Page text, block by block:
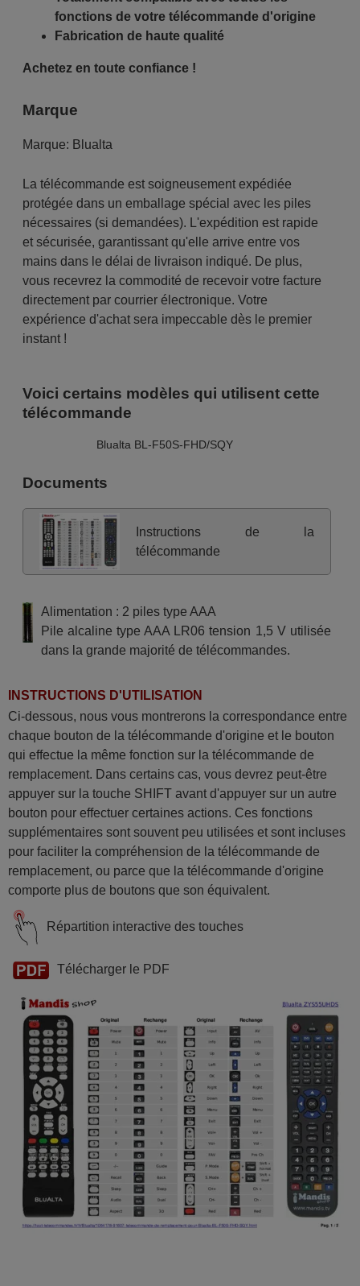
fonctions de votre télécommande d'origine
Fabrication de haute qualité
Achetez en toute confiance !
Marque
Marque: Blualta
La télécommande est soigneusement expédiée
protégée dans un emballage spécial avec les piles
nécessaires (si demandées). L'expédition est rapide
et sécurisée, garantissant qu'elle arrive entre vos
mains dans le délai de livraison indiqué. De plus,
vous recevrez la commodité de recevoir votre facture
directement par courrier électronique. Votre
expérience d'achat sera impeccable dès le premier
instant !
Voici certains modèles qui utilisent cette
télécommande
Blualta BL-F50S-FHD/SQY
Documents
Instructions de la
télécommande
Alimentation : 2 piles type AAA
Pile alcaline type AAA LR06 tension 1,5 V utilisée
dans la grande majorité de télécommandes.
INSTRUCTIONS D'UTILISATION
Ci-dessous, nous vous montrerons la correspondance entre
chaque bouton de la télécommande d'origine et le bouton
qui effectue la même fonction sur la télécommande de
remplacement. Dans certains cas, vous devrez peut-être
appuyer sur la touche SHIFT avant d'appuyer sur un autre
bouton pour effectuer certaines actions. Ces fonctions
supplémentaires sont souvent peu utilisées et sont incluses
pour faciliter la compréhension de la télécommande de
remplacement, ou parce que la télécommande d'origine
comporte plus de boutons que son équivalent.
Répartition interactive des touches
Télécharger le PDF